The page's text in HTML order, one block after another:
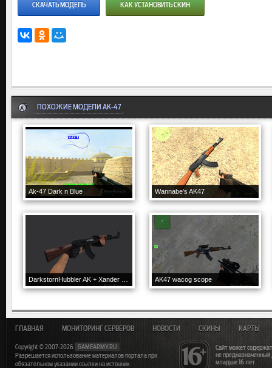
СКАЧАТЬ МОДЕЛЬ КАК УСТАНОВИТЬ СКИН
ПОХОЖИЕ МОДЕЛИ AK-47
Ak-47 Dark n Blue Wannabe's AK47
AK47 wacog scope
Сайт может
не
младше 16 лет
ГЛАВНАЯ МОНИТОРИНГ СЕРВЕРОВ НОВОСТИ СКИНЫ КАРТЫ
Copyright © 2007-2026
GAMEARMY.RU
Разрешается использование материалов портала при
обязательном указании ссылки на источник